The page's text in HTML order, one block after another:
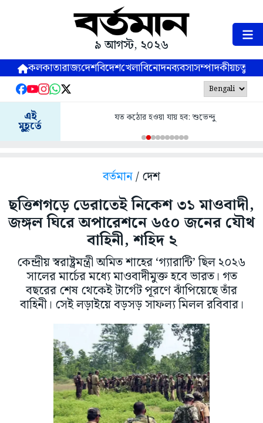
৯ আগস্ট, ২০২৬
কলকাতারাজ্যদেশবিদেশখেলাবিনোদনব্যবসাসম্পাদকীয়
এই
মুহূর্তে
যত কঠোর হওয়া যায় হব: শুভেন্দু
বর্তমান/ দেশ
ছত্তিশগড়ে ডেরাতেই নিকেশ ৩১ মাওবাদী,
জঙ্গল ঘিরে অপারেশনে ৬৫০ জনের যৌথ
বাহিনী, শহিদ ২
কেন্দ্রীয় স্বরাষ্ট্রমন্ত্রী অমিত শাহের ‘গ্যারান্টি’ ছিল ২০২৬
সালের মার্চের মধ্যে মাওবাদীমুক্ত হবে ভারত। গত
বছরের শেষ থেকেই টার্গেট পূরণে ঝাঁপিয়েছে তাঁর
বাহিনী। সেই লড়াইয়ে বড়সড় সাফল্য মিলল রবিবার।